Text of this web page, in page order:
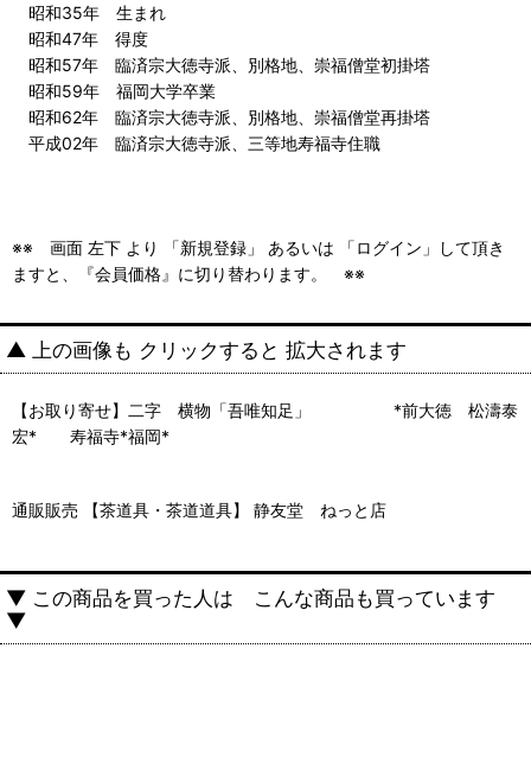
昭和35年 生まれ
昭和47年 得度
昭和57年 臨済宗大徳寺派、別格地、崇福僧堂初掛塔
昭和59年 福岡大学卒業
昭和62年 臨済宗大徳寺派、別格地、崇福僧堂再掛塔
平成02年 臨済宗大徳寺派、三等地寿福寺住職
※※ 画面 左下 より 「新規登録」 あるいは 「ログイン」して頂き
ますと、『会員価格』に切り替わります。 ※※
▲ 上の画像も クリックすると 拡大されます
【お取り寄せ】二字 横物「吾唯知足」 *前大徳 松濤泰
宏* 寿福寺*福岡*
通販販売 【茶道具・茶道道具】 静友堂 ねっと店
▼ この商品を買った人は こんな商品も買っています
▼